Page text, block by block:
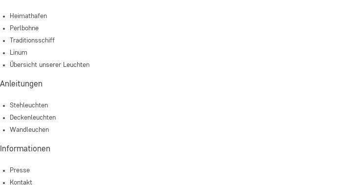
Heimathafen
Perlbohne
Traditionsschiff
Linum
Übersicht unserer Leuchten
Anleitungen
Stehleuchten
Deckenleuchten
Wandleuchen
Informationen
Presse
Kontakt